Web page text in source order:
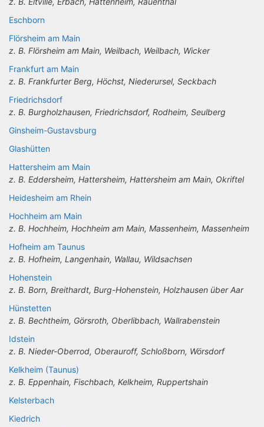
Eschborn
Flörsheim am Main
z. B. Flörsheim am Main, Weilbach, Weilbach, Wicker
Frankfurt am Main
z. B. Frankfurter Berg, Höchst, Niederursel, Seckbach
Friedrichsdorf
z. B. Burgholzhausen, Friedrichsdorf, Rodheim, Seulberg
Ginsheim-Gustavsburg
Glashütten
Hattersheim am Main
z. B. Eddersheim, Hattersheim, Hattersheim am Main, Okriftel
Heidesheim am Rhein
Hochheim am Main
z. B. Hochheim, Hochheim am Main, Massenheim, Massenheim
Hofheim am Taunus
z. B. Hofheim, Langenhain, Wallau, Wildsachsen
Hohenstein
z. B. Born, Breithardt, Burg-Hohenstein, Holzhausen über Aar
Hünstetten
z. B. Bechtheim, Görsroth, Oberlibbach, Wallrabenstein
Idstein
z. B. Nieder-Oberrod, Oberauroff, Schloßborn, Wörsdorf
Kelkheim (Taunus)
z. B. Eppenhain, Fischbach, Kelkheim, Ruppertshain
Kelsterbach
Kiedrich